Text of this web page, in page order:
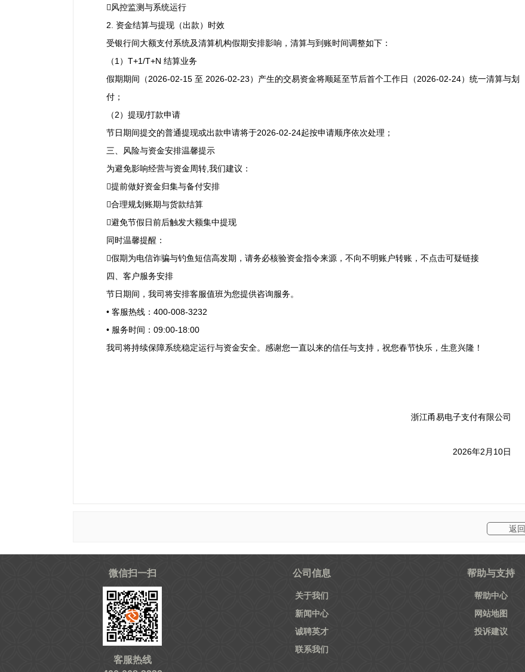
风控监测与系统运行
2. 资金结算与提现（出款）时效
受银行间大额支付系统及清算机构假期安排影响，清算与到账时间调整如下：
（1）T+1/T+N 结算业务
假期期间（2026-02-15 至 2026-02-23）产生的交易资金将顺延至节后首个工作日（2026-02-24）统一清算与划
付；
（2）提现/打款申请
节日期间提交的普通提现或出款申请将于2026-02-24起按申请顺序依次处理；
三、风险与资金安排温馨提示
为避免影响经营与资金周转,我们建议：
提前做好资金归集与备付安排
合理规划账期与货款结算
避免节假日前后触发大额集中提现
同时温馨提醒：
假期为电信诈骗与钓鱼短信高发期，请务必核验资金指令来源，不向不明账户转账，不点击可疑链接
四、客户服务安排
节日期间，我司将安排客服值班为您提供咨询服务。
• 客服热线：400-008-3232
• 服务时间：09:00-18:00
我司将持续保障系统稳定运行与资金安全。感谢您一直以来的信任与支持，祝您春节快乐，生意兴隆！
浙江甬易电子支付有限公司
2026年2月10日
返回
微信扫一扫
客服热线
公司信息
关于我们
新闻中心
诚聘英才
联系我们
帮助与支持
帮助中心
网站地图
投诉建议